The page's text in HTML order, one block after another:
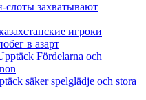
захватывают
игроки
в азарт
Fördelarna och
säker spelglädje och stora